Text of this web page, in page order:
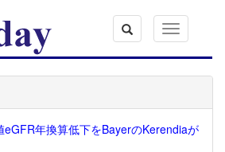
Toggle
navigation
eGFR年換算低下をBayerのKerendiaが